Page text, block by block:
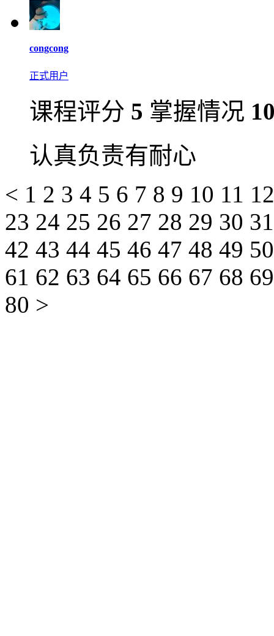
congcong
正式用户
课程评分 5 掌握情况
认真负责有耐心
< 1 2 3 4 5 6 7 8 9 10 11
23 24 25 26 27 28 29 30
42 43 44 45 46 47 48 49
61 62 63 64 65 66 67 68
80 >